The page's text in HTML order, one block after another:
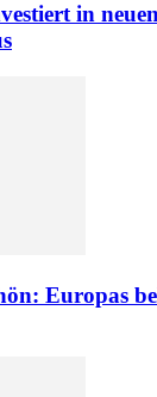
in neuen
Europas